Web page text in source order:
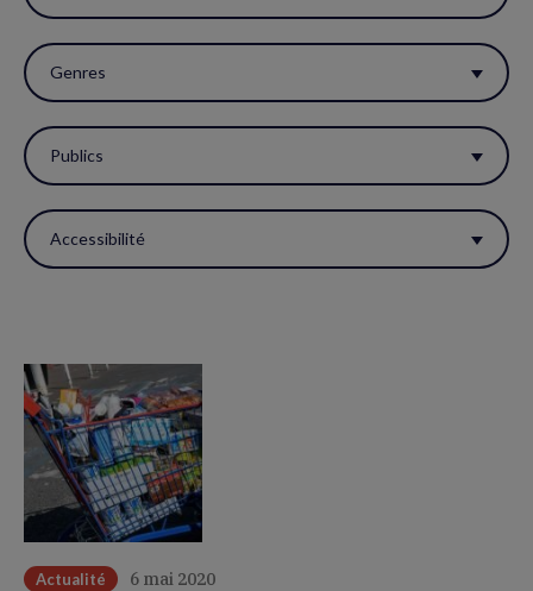
réactualiser
la
page.
Genres
Publics
Accessibilité
Actualité 6 mai 2020